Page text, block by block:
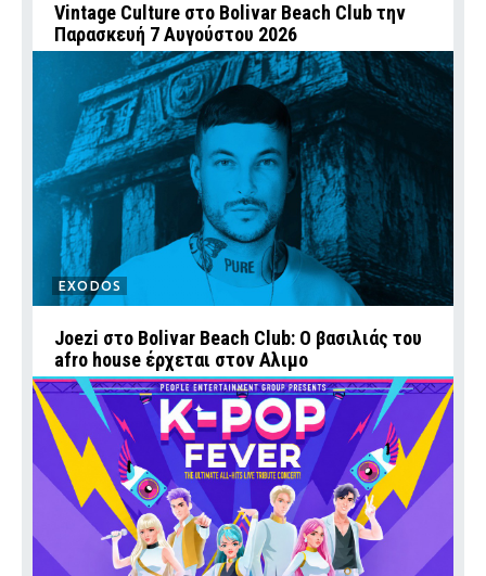
Vintage Culture στο Bolivar Beach Club την
Παρασκευή 7 Αυγούστου 2026
EXODOS
Joezi στο Bolivar Beach Club: Ο βασιλιάς του
afro house έρχεται στον Αλιμο